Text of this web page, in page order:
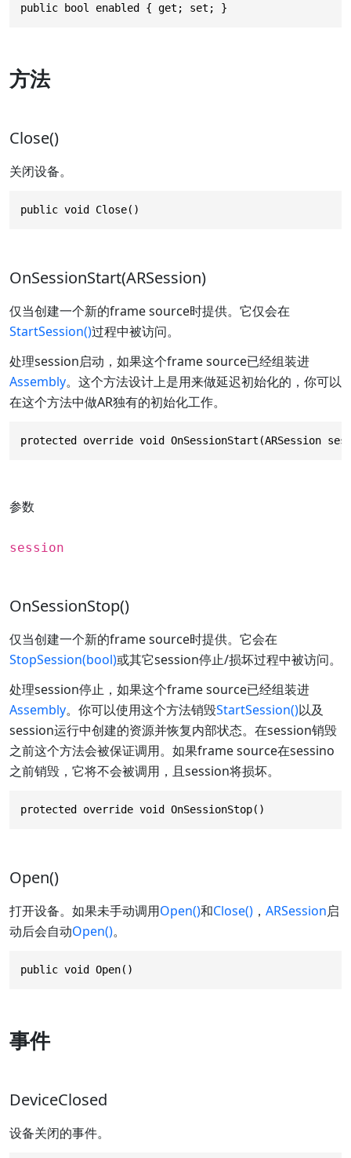
public bool enabled { get; set; }
方法
Close()
关闭设备。
public void Close()
OnSessionStart(ARSession)
仅当创建一个新的frame source时提供。它仅会在
StartSession()过程中被访问。
处理session启动，如果这个frame source已经组装进
Assembly。这个方法设计上是用来做延迟初始化的，你可以
在这个方法中做AR独有的初始化工作。
protected override void OnSessionStart(ARSession
参数
session
OnSessionStop()
仅当创建一个新的frame source时提供。它会在
StopSession(bool)或其它session停止/损坏过程中被访问。
处理session停止，如果这个frame source已经组装进
Assembly。你可以使用这个方法销毁StartSession()以及
session运行中创建的资源并恢复内部状态。在session销毁
之前这个方法会被保证调用。如果frame source在sessino
之前销毁，它将不会被调用，且session将损坏。
protected override void OnSessionStop()
Open()
打开设备。如果未手动调用Open()和Close() ， ARSession启
动后会自动Open()。
public void Open()
事件
DeviceClosed
设备关闭的事件。